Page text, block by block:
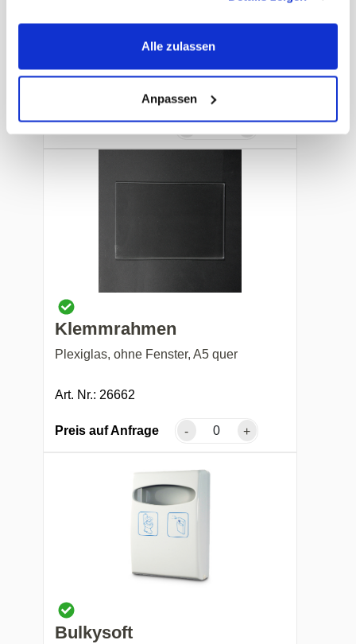
Alle zulassen
Anpassen
Toilettensitzauflagen
Ersatzartikel: 26313.0
Preis auf Anfrage
Klemmrahmen
Plexiglas, ohne Fenster, A5 quer
Art. Nr.: 26662
Preis auf Anfrage - +
Bulkysoft